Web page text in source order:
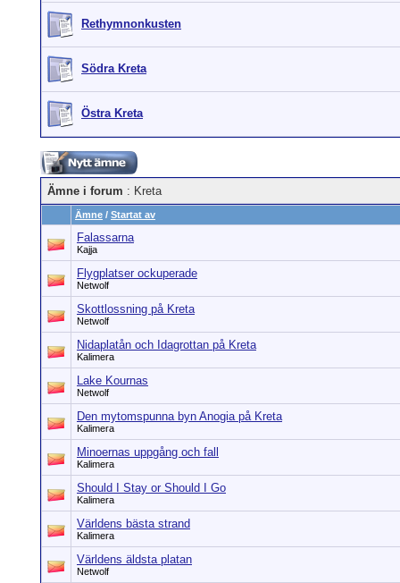
Rethymnonkusten
Södra Kreta
Östra Kreta
Ämne i forum : Kreta
Ämne / Startat av
Falassarna
Kajja
Flygplatser ockuperade
Netwolf
Skottlossning på Kreta
Netwolf
Nidaplatån och Idagrottan på Kreta
Kalimera
Lake Kournas
Netwolf
Den mytomspunna byn Anogia på Kreta
Kalimera
Minoernas uppgång och fall
Kalimera
Should I Stay or Should I Go
Kalimera
Världens bästa strand
Kalimera
Världens äldsta platan
Netwolf